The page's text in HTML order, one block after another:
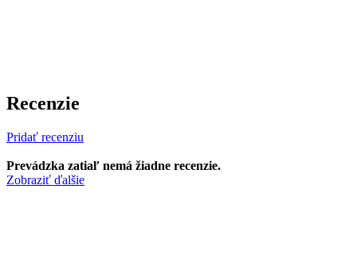
Recenzie
Pridať recenziu
Prevádzka zatiaľ nemá žiadne recenzie.
Zobraziť ďalšie